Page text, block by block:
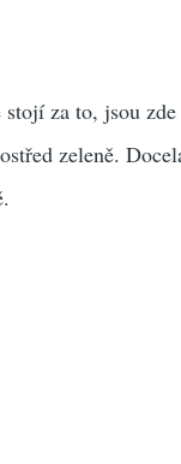
za to, jsou
zeleně.